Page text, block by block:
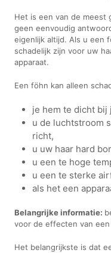
Het is een van de meest
geen eenvoudig
eigenlijk altijd. Als u een
schadelijk zijn voor uw
apparaat.
Een föhn kan alleen
je hem te dicht bij
u de luchtstroom
richt,
u uw haar hard
u een te hoge
u een te sterke
als het een
Belangrijke informatie:
voor de effecten van
Het belangrijkste is dat